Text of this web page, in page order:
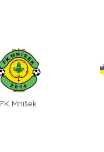
FK Mníšek